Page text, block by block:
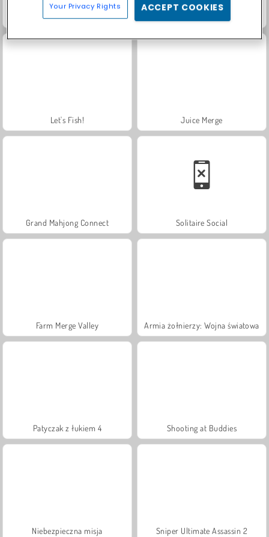
Royal Story
Let's Fish! Juice Merge
Grand Mahjong Connect Solitaire Social
Farm Merge Valley Armia żołnierzy: Wojna światowa
Patyczak z łukiem 4 Shooting at Buddies
Niebezpieczna misja Sniper Ultimate Assassin 2
Your Privacy Rights ACCEPT COOKIES